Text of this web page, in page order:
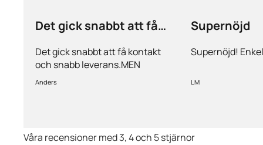
Det gick snabbt att få
Det gick snabbt att få kontakt
och snabb leverans.MEN
priserna är alldeles för höga på
Anders
Supernöjd
Supernöjd!
LM
Våra recensioner med 3, 4 och 5 stjärnor